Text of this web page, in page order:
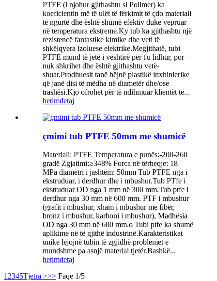
PTFE (i njohur gjithashtu si Polimer) ka
koeficientin më të ulët të fërkimit të çdo materiali
të ngurtë dhe është shumë efektiv duke vepruar
në temperatura ekstreme.Ky tub ka gjithashtu një
rezistencë fantastike kimike dhe veti të
shkëlqyera izoluese elektrike.Megjithatë, tubi
PTFE mund të jetë i vështirë për t'u lidhur, por
nuk shkrihet dhe është gjithashtu vetë-
shuar.Prodhuesit tanë bëjnë plastikë inxhinierike
që janë disi të mëdha në diametër dhe/ose
trashësi.Kjo ofrohet për të ndihmuar klientët të...
hetimdetaj
çmimi tub PTFE 50mm me shumicë
Materiali: PTFE Temperatura e punës:-200-260
gradë Zgjatimi:≥348% Forca në tërheqje: 18
MPa diametri i jashtëm: 50mm Tub PTFE nga i
ekstruduar, i derdhur dhe i mbushur.Tub PTfe i
ekstruduar OD nga 1 mm në 300 mm.Tub ptfe i
derdhur nga 30 mm në 600 mm. PTF i mbushur
(grafit i mbushur, xham i mbushur me fibër,
bronz i mbushur, karboni i mbushur), Madhësia
OD nga 30 mm në 600 mm.o Tubi ptfe ka shumë
aplikime në të gjithë industrinë.Karakteristikat
unike lejojnë tubin të zgjidhë problemet e
mundshme pa asnjë material tjetër.Bashkë...
hetimdetaj
12345Tjetra >>> Faqe 1/5